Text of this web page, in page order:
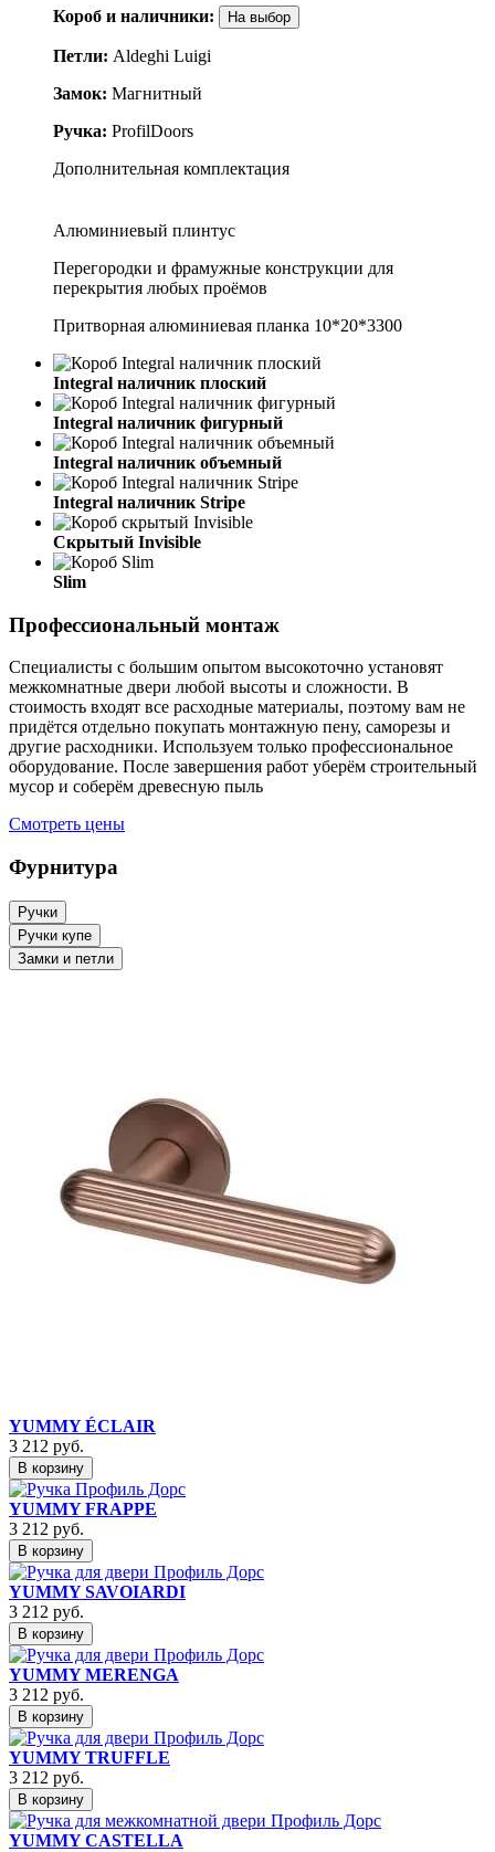
Короб и наличники: На выбор
Петли: Aldeghi Luigi
Замок: Магнитный
Ручка: ProfilDoors
Дополнительная комплектация
Алюминиевый плинтус
Перегородки и фрамужные конструкции для
перекрытия любых проёмов
Притворная алюминиевая планка 10*20*3300
Integral наличник плоский
Integral наличник фигурный
Integral наличник объемный
Integral наличник Stripe
Скрытый Invisible
Slim
Профессиональный монтаж
Специалисты с большим опытом высокоточно установят
межкомнатные двери любой высоты и сложности. В
стоимость входят все расходные материалы, поэтому вам не
придётся отдельно покупать монтажную пену, саморезы и
другие расходники. Используем только профессиональное
оборудование. После завершения работ уберём строительный
мусор и соберём древесную пыль
Смотреть цены
Фурнитура
Ручки
Ручки купе
Замки и петли
YUMMY ÉCLAIR
3 212 руб.
В корзину
YUMMY FRAPPE
3 212 руб.
В корзину
YUMMY SAVOIARDI
3 212 руб.
В корзину
YUMMY MERENGA
3 212 руб.
В корзину
YUMMY TRUFFLE
3 212 руб.
В корзину
YUMMY CASTELLA